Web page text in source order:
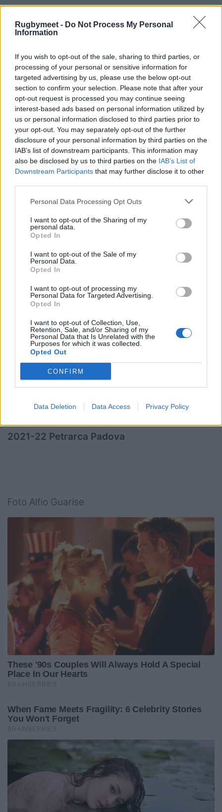
Rugbymeet - Do Not Process My Personal
Information
If you wish to opt-out of the sale, sharing to third parties, or
processing of your personal or sensitive information for
targeted advertising by us, please use the below opt-out
section to confirm your selection. Please note that after your
opt-out request is processed you may continue seeing
interest-based ads based on personal information utilized by
us or personal information disclosed to third parties prior to
your opt-out. You may separately opt-out of the further
disclosure of your personal information by third parties on the
IAB’s list of downstream participants. This information may
also be disclosed by us to third parties on the IAB’s List of
Downstream Participants that may further disclose it to other
Personal Data Processing Opt Outs
I want to opt-out of the Sharing of my
personal data.
Opted In
I want to opt-out of the Sale of my
Personal Data.
Opted In
I want to opt-out of processing my
Personal Data for Targeted Advertising.
Opted In
I want to opt-out of Collection, Use,
Retention, Sale, and/or Sharing of my
Personal Data that Is Unrelated with the
Purposes for which it was collected.
Opted Out
CONFIRM
Data Deletion Data Access Privacy Policy
A disposizione: 24 Jacques Momberg, 17
Nicola Quaglio, 18 Nicola Pomaro, 19 Paolo
Steolo, 20 Duccio Cosi, 21 Andrea Visentin, 22
Paolo Uncini, 23 Luca Borin
All. Allister Coetzee
Spettatori: 5000
Terreno di gioco in perfette condizioni
2011-12 Rugby Calvisano
2012-13 Rugby Mogliano
2013-14 Rugby Calvisano
2014-15 Rugby Calvisano
2015-16 Femi-CZ Rovigo
2016-17 Rugby Calvisano
2017-18 Petrarca Padova
2018-19 Kawasaki Robot Calvisano
2021-22 Petrarca Padova
Foto Alfio Guarise